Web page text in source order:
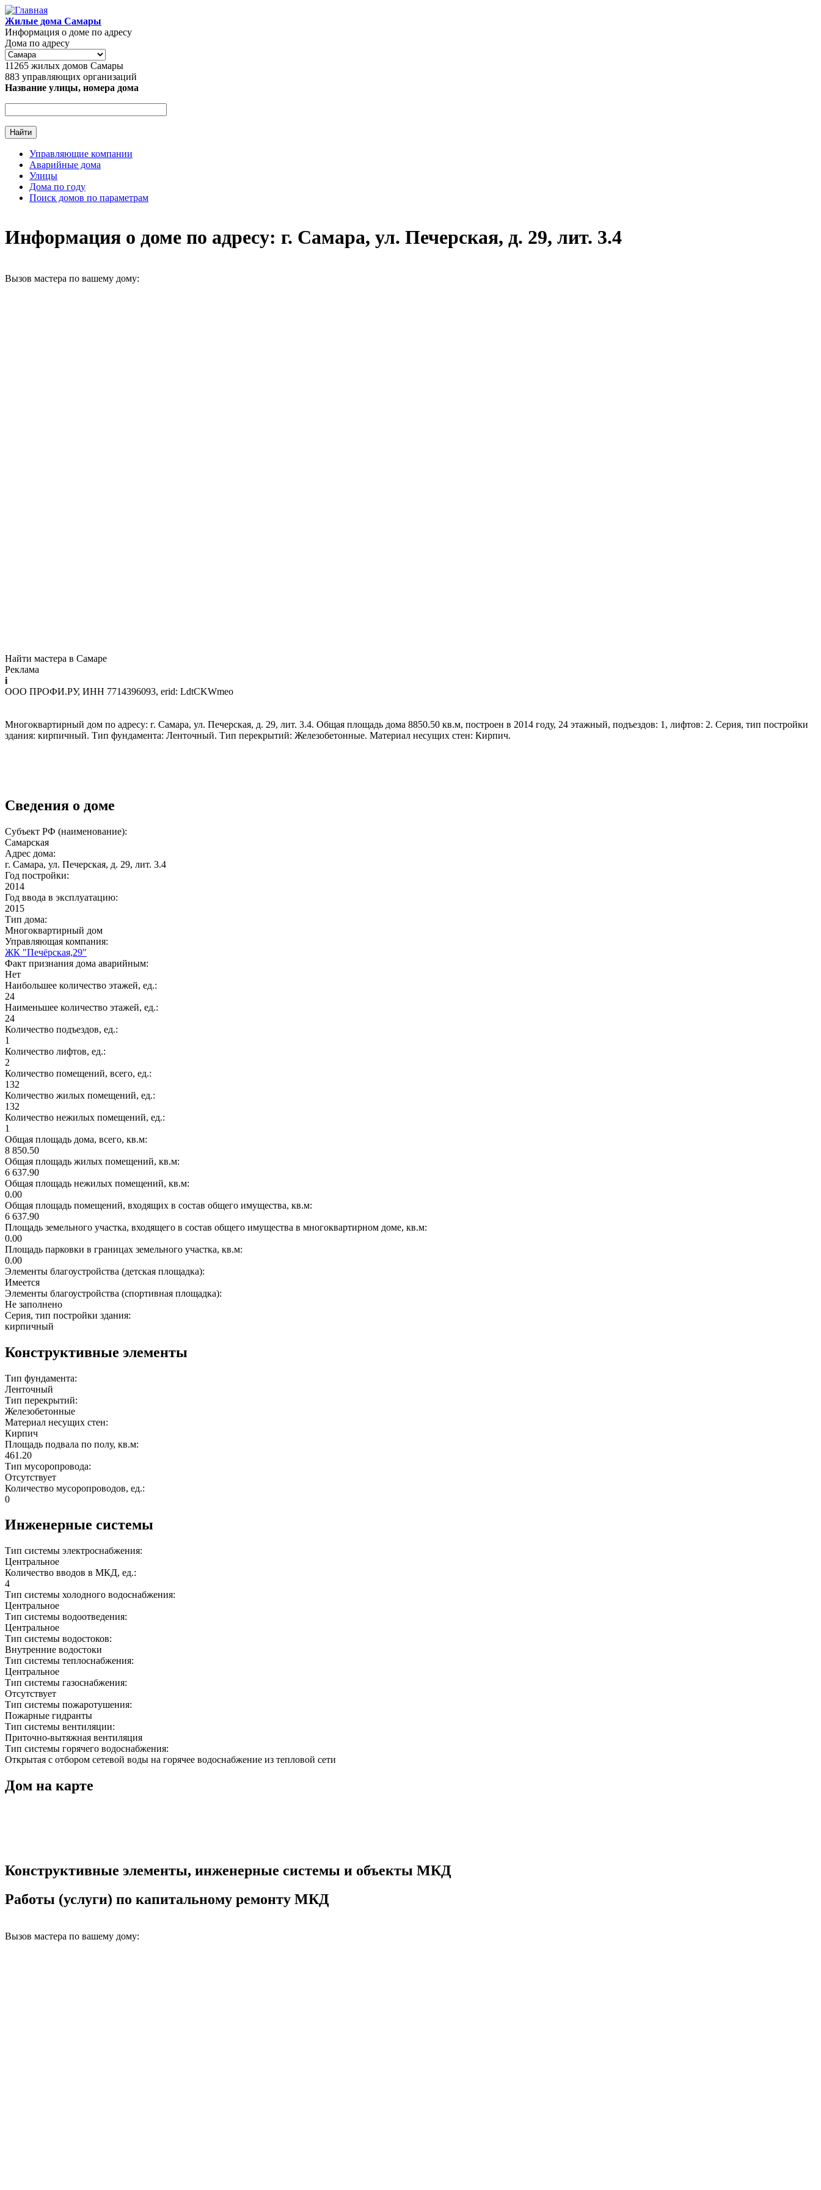
Перейти к основному содержанию
Жилые дома Самары
Информация о доме по адресу
Дома по адресу
11265 жилых домов Самары
883 управляющих организаций
Название улицы, номера дома
Главное меню
Управляющие компании
Аварийные дома
Улицы
Дома по году
Поиск домов по параметрам
Информация о доме по адресу: г. Самара, ул. Печерская, д. 29, лит. 3.4
Вызов мастера по вашему дому:
Найти мастера в Самаре
Реклама
i
ООО ПРОФИ.РУ, ИНН 7714396093, erid: LdtCKWmeo
Многоквартирный дом по адресу: г. Самара, ул. Печерская, д. 29, лит. 3.4. Общая площадь дома 8850.50 кв.м, построен в 2014 году, 24 этажный, подъездов: 1, лифтов: 2. Серия, тип постройки
здания: кирпичный. Тип фундамента: Ленточный. Тип перекрытий: Железобетонные. Материал несущих стен: Кирпич.
Сведения о доме
Субъект РФ (наименование):
Самарская
Адрес дома:
г. Самара, ул. Печерская, д. 29, лит. 3.4
Год постройки:
2014
Год ввода в эксплуатацию:
2015
Тип дома:
Многоквартирный дом
Управляющая компания:
ЖК "Печёрская,29"
Факт признания дома аварийным:
Нет
Наибольшее количество этажей, ед.:
24
Наименьшее количество этажей, ед.:
24
Количество подъездов, ед.:
1
Количество лифтов, ед.:
2
Количество помещений, всего, ед.:
132
Количество жилых помещений, ед.:
132
Количество нежилых помещений, ед.:
1
Общая площадь дома, всего, кв.м:
8 850.50
Общая площадь жилых помещений, кв.м:
6 637.90
Общая площадь нежилых помещений, кв.м:
0.00
Общая площадь помещений, входящих в состав общего имущества, кв.м:
6 637.90
Площадь земельного участка, входящего в состав общего имущества в многоквартирном доме, кв.м:
0.00
Площадь парковки в границах земельного участка, кв.м:
0.00
Элементы благоустройства (детская площадка):
Имеется
Элементы благоустройства (спортивная площадка):
Не заполнено
Серия, тип постройки здания:
кирпичный
Конструктивные элементы
Тип фундамента:
Ленточный
Тип перекрытий:
Железобетонные
Материал несущих стен:
Кирпич
Площадь подвала по полу, кв.м:
461.20
Тип мусоропровода:
Отсутствует
Количество мусоропроводов, ед.:
0
Инженерные системы
Тип системы электроснабжения:
Центральное
Количество вводов в МКД, ед.:
4
Тип системы холодного водоснабжения:
Центральное
Тип системы водоотведения:
Центральное
Тип системы водостоков:
Внутренние водостоки
Тип системы теплоснабжения:
Центральное
Тип системы газоснабжения:
Отсутствует
Тип системы пожаротушения:
Пожарные гидранты
Тип системы вентиляции:
Приточно-вытяжная вентиляция
Тип системы горячего водоснабжения:
Открытая с отбором сетевой воды на горячее водоснабжение из тепловой сети
Дом на карте
Конструктивные элементы, инженерные системы и объекты МКД
Работы (услуги) по капитальному ремонту МКД
Вызов мастера по вашему дому: